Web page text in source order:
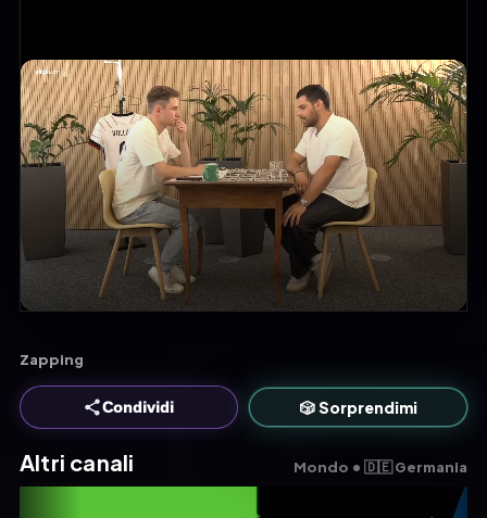
Zapping
Condividi 🎲 Sorprendimi
Altri canali Mondo • 🇩🇪 Germania